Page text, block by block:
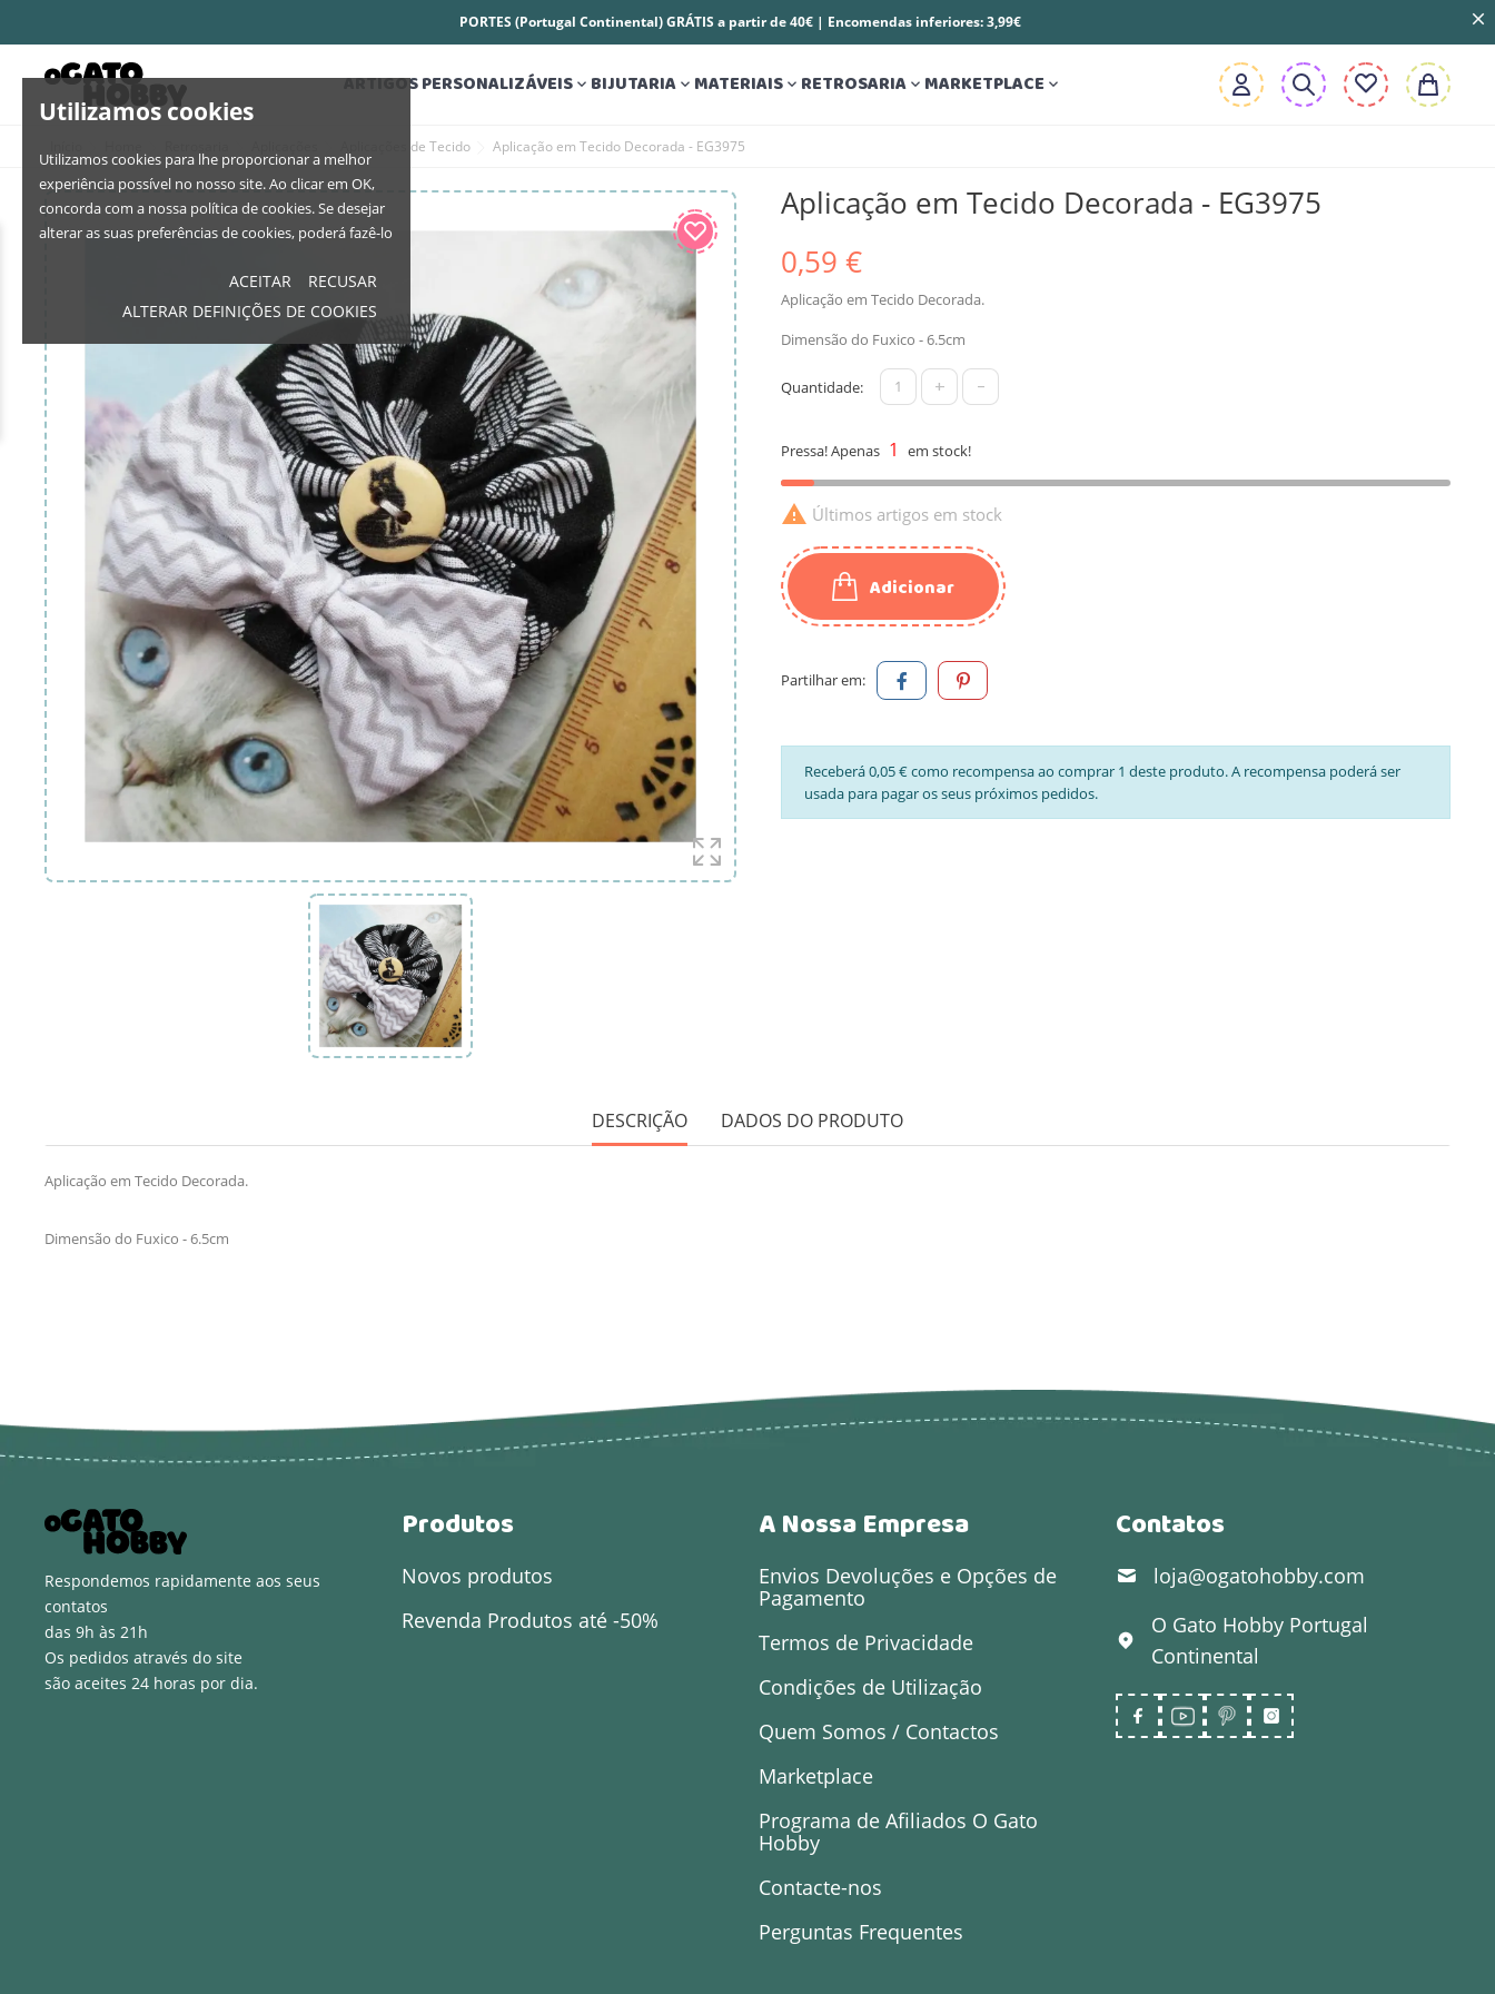
Utilizamos cookies
Utilizamos cookies para lhe proporcionar a melhor
experiência possível no nosso site. Ao clicar em OK,
concorda com a nossa política de cookies. Se desejar
alterar as suas preferências de cookies, poderá fazê-lo
ACEITAR
RECUSAR
ALTERAR DEFINIÇÕES DE COOKIES
PORTES (Portugal Continental) GRÁTIS a partir de 40€ | Encomendas inferiores: 3,99€
ARTIGOS PERSONALIZÁVEIS BIJUTARIA MATERIAIS RETROSARIA MARKETPLACE 
Aplicações de Tecido Aplicação em Tecido Decorada - EG3975
Aplicação em Tecido Decorada - EG3975
0,59 €
Aplicação em Tecido Decorada.
Dimensão do Fuxico - 6.5cm
Quantidade: + -
Pressa! Apenas 1 em stock!
 Últimos artigos em stock
Adicionar
Partilhar em:
Receberá 0,05 € como recompensa ao comprar 1 deste produto. A recompensa poderá ser
usada para pagar os seus próximos pedidos.
DESCRIÇÃO DADOS DO PRODUTO
Aplicação em Tecido Decorada.
Dimensão do Fuxico - 6.5cm
Respondemos rapidamente aos seus
contatos
das 9h às 21h
Os pedidos através do site
são aceites 24 horas por dia.
Produtos
Novos produtos
Revenda Produtos até -50%
A Nossa Empresa
Envios Devoluções e Opções de
Pagamento
Termos de Privacidade
Condições de Utilização
Quem Somos / Contactos
Marketplace
Programa de Afiliados O Gato
Hobby
Contacte-nos
Perguntas Frequentes
Contatos
loja@ogatohobby.com
O Gato Hobby Portugal
Continental